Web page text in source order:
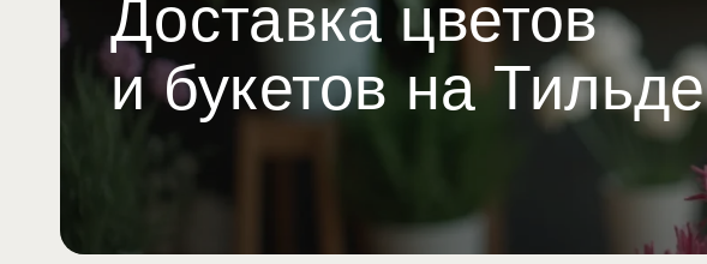
Доставка цветов
и букетов на Тильде